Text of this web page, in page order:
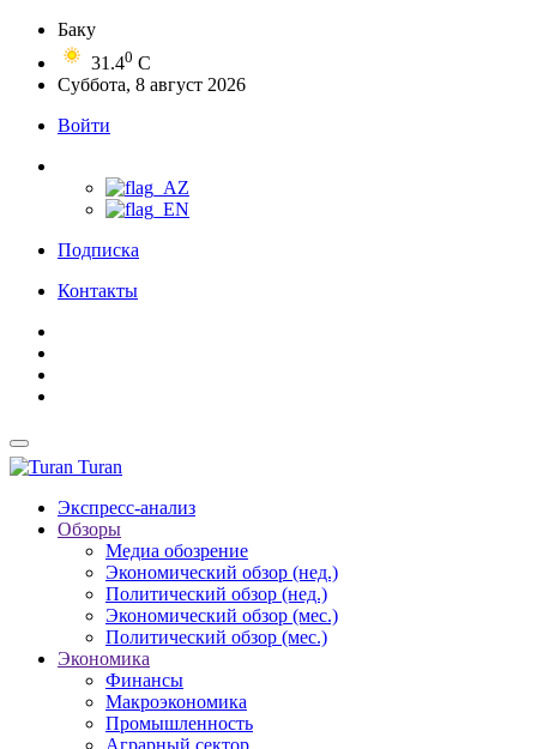
Баку
31.40 C
Суббота, 8 август 2026
Войти
Подписка
Контакты
Turan
Экспресс-анализ
Обзоры
Медиа обозрение
Экономический обзор (нед.)
Политический обзор (нед.)
Экономический обзор (мес.)
Политический обзор (мес.)
Экономика
Финансы
Макроэкономика
Промышленность
Аграрный сектор